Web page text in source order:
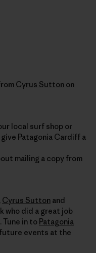
Cyrus Sutton on
local surf shop or
give Patagonia Cardiff a
mailing a copy from
Cyrus Sutton and
who did a great job
Tune in to Patagonia
events at the